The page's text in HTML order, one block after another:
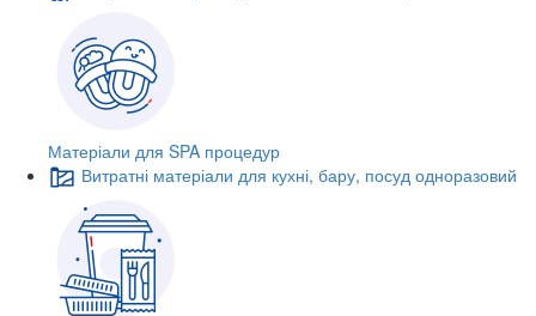
Матеріали для SPA процедур
Витратні матеріали для кухні, бару, посуд одноразовий